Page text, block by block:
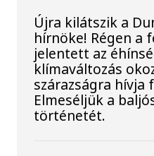
Újra kilátszik a
hírnöke! Régen a
jelentett az
klímaváltozás
szárazságra hívja
Elmeséljük a
történetét.